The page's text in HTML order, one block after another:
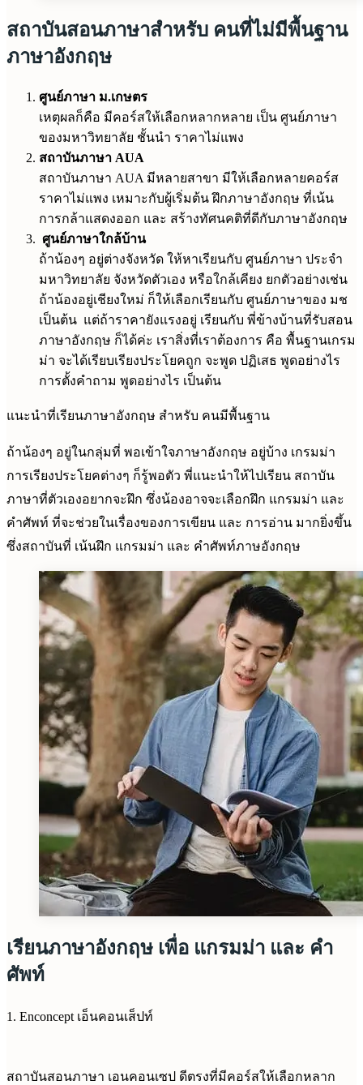
สถาบันสอนภาษาสำหรับ คนที่ไม่มีพื้นฐาน
ภาษาอังกฤษ
ศูนย์ภาษา ม.เกษตร
เหตุผลก็คือ มีคอร์สให้เลือกหลากหลาย เป็น ศูนย์ภาษา
ของมหาวิทยาลัย ชั้นนำ ราคาไม่แพง
สถาบันภาษา AUA
สถาบันภาษา AUA มีหลายสาขา มีให้เลือกหลายคอร์ส
ราคาไม่แพง เหมาะกับผู้เริ่มต้น ฝึกภาษาอังกฤษ ที่เน้น
การกล้าแสดงออก และ สร้างทัศนคติที่ดีกับภาษาอังกฤษ
ศูนย์ภาษาใกล้บ้าน
ถ้าน้องๆ อยู่ต่างจังหวัด ให้หาเรียนกับ ศูนย์ภาษา ประจำ
มหาวิทยาลัย จังหวัดตัวเอง หรือใกล้เคียง ยกตัวอย่างเช่น
ถ้าน้องอยู่เชียงใหม่ ก็ให้เลือกเรียนกับ ศูนย์ภาษาของ มช
เป็นต้น แต่ถ้าราคายังแรงอยู่ เรียนกับ พี่ข้างบ้านที่รับสอน
ภาษาอังกฤษ ก็ได้ค่ะ เราสิ่งที่เราต้องการ คือ พื้นฐานเกรม
ม่า จะได้เรียบเรียงประโยคถูก จะพูด ปฏิเสธ พูดอย่างไร
การตั้งคำถาม พูดอย่างไร เป็นต้น
แนะนำที่เรียนภาษาอังกฤษ สำหรับ คนมีพื้นฐาน
ถ้าน้องๆ อยู่ในกลุ่มที่ พอเข้าใจภาษาอังกฤษ อยู่บ้าง เกรมม่า
การเรียงประโยคต่างๆ ก็รู้พอตัว พี่แนะนำให้ไปเรียน สถาบัน
ภาษาที่ตัวเองอยากจะฝึก ซึ่งน้องอาจจะเลือกฝึก แกรมม่า และ
คำศัพท์ ที่จะช่วยในเรื่องของการเขียน และ การอ่าน มากยิ่งขึ้น
ซึ่งสถาบันที่ เน้นฝึก แกรมม่า และ คำศัพท์ภาษอังกฤษ
เรียนภาษาอังกฤษ เพื่อ แกรมม่า และ คำ
ศัพท์
1. Enconcept เอ็นคอนเส็ปท์
สถาบันสอนภาษา เอนคอนเซป ดีตรงที่มีคอร์สให้เลือกหลาก